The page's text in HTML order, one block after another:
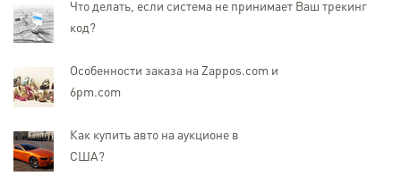
Что делать, если система не принимает Ваш трекинг
код?
Особенности заказа на Zappos.com и
6pm.com
Как купить авто на аукционе в
США?